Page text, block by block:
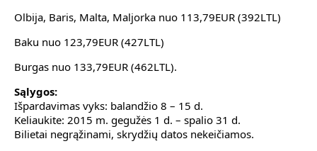
Olbija, Baris, Malta, Maljorka nuo 113,79EUR (392LTL)
Baku nuo 123,79EUR (427LTL)
Burgas nuo 133,79EUR (462LTL).
Sąlygos:
Išpardavimas vyks: balandžio 8 – 15 d.
Keliaukite: 2015 m. gegužės 1 d. – spalio 31 d.
Bilietai negrąžinami, skrydžių datos nekeičiamos.